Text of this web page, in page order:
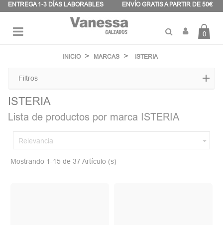
ENTREGA 1-3 DÍAS LABORABLES ENVÍO GRATIS A PARTIR DE 50€
0
INICIO MARCAS ISTERIA
Filtros
ISTERIA
Lista de productos por marca ISTERIA
Relevancia 
Mostrando 1-15 de 37 Artículo (s)
Panel de gestión de cookies